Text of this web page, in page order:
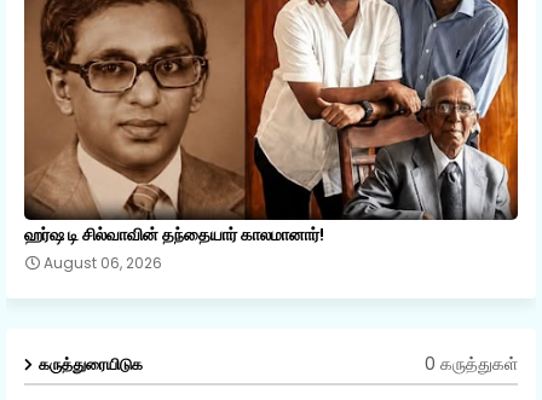
ஹர்ஷ டி சில்வாவின் தந்தையார் காலமானார்!
August 06, 2026
கருத்துரையிடுக 0 கருத்துகள்